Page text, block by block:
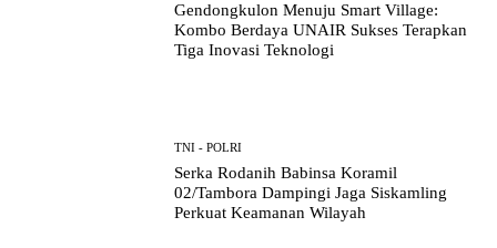
Gendongkulon Menuju Smart Village:
Kombo Berdaya UNAIR Sukses Terapkan
Tiga Inovasi Teknologi
TNI - POLRI
Serka Rodanih Babinsa Koramil
02/Tambora Dampingi Jaga Siskamling
Perkuat Keamanan Wilayah